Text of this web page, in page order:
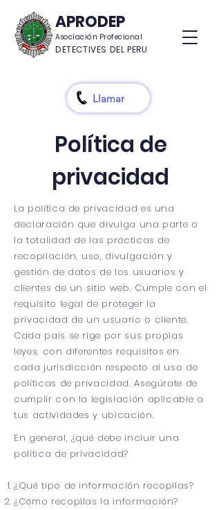
APRODEP
Asociación Profecional
DETECTIVES DEL PERU
Llamar
Política de
privacidad
La política de privacidad es una
declaración que divulga una parte o
la totalidad de las prácticas de
recopilación, uso, divulgación y
gestión de datos de los usuarios y
clientes de un sitio web. Cumple con el
requisito legal de proteger la
privacidad de un usuario o cliente.
Cada país se rige por sus propias
leyes, con diferentes requisitos en
cada jurisdicción respecto al uso de
políticas de privacidad. Asegúrate de
cumplir con la legislación aplicable a
tus actividades y ubicación.
En general, ¿qué debe incluir una
política de privacidad?
¿Qué tipo de información recopilas?
¿Cómo recopilas la información?